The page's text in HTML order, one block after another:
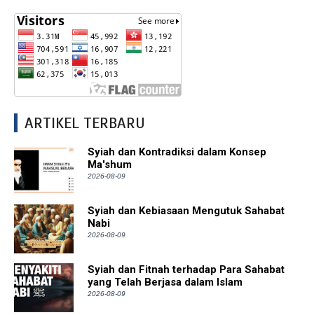
ARTIKEL TERBARU
Syiah dan Kontradiksi dalam Konsep
Ma'shum
2026-08-09
Syiah dan Kebiasaan Mengutuk Sahabat
Nabi
2026-08-09
Syiah dan Fitnah terhadap Para Sahabat
yang Telah Berjasa dalam Islam
2026-08-09